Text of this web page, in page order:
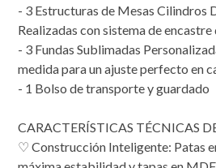
- 3 Estructuras de Mesas Cilindros
Realizadas con sistema de
- 3 Fundas Sublimadas
medida para un ajuste perfecto en
- 1 Bolso de transporte y guardado
CARACTERÍSTICAS TÉCNICAS
♡ Construcción Inteligente: Patas